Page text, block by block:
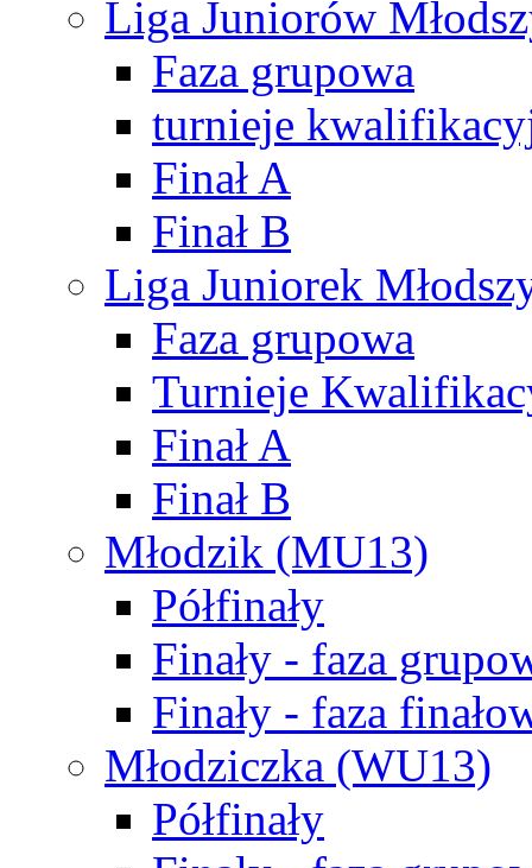
Liga Juniorów
Faza grupowa
turnieje
Finał A
Finał B
Liga Juniorek
Faza grupowa
Turnieje
Finał A
Finał B
Młodzik (MU13)
Półfinały
Finały - faza
Finały - faza
Młodziczka (WU13)
Półfinały